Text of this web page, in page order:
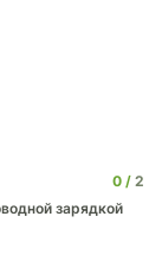
0
2
зарядкой